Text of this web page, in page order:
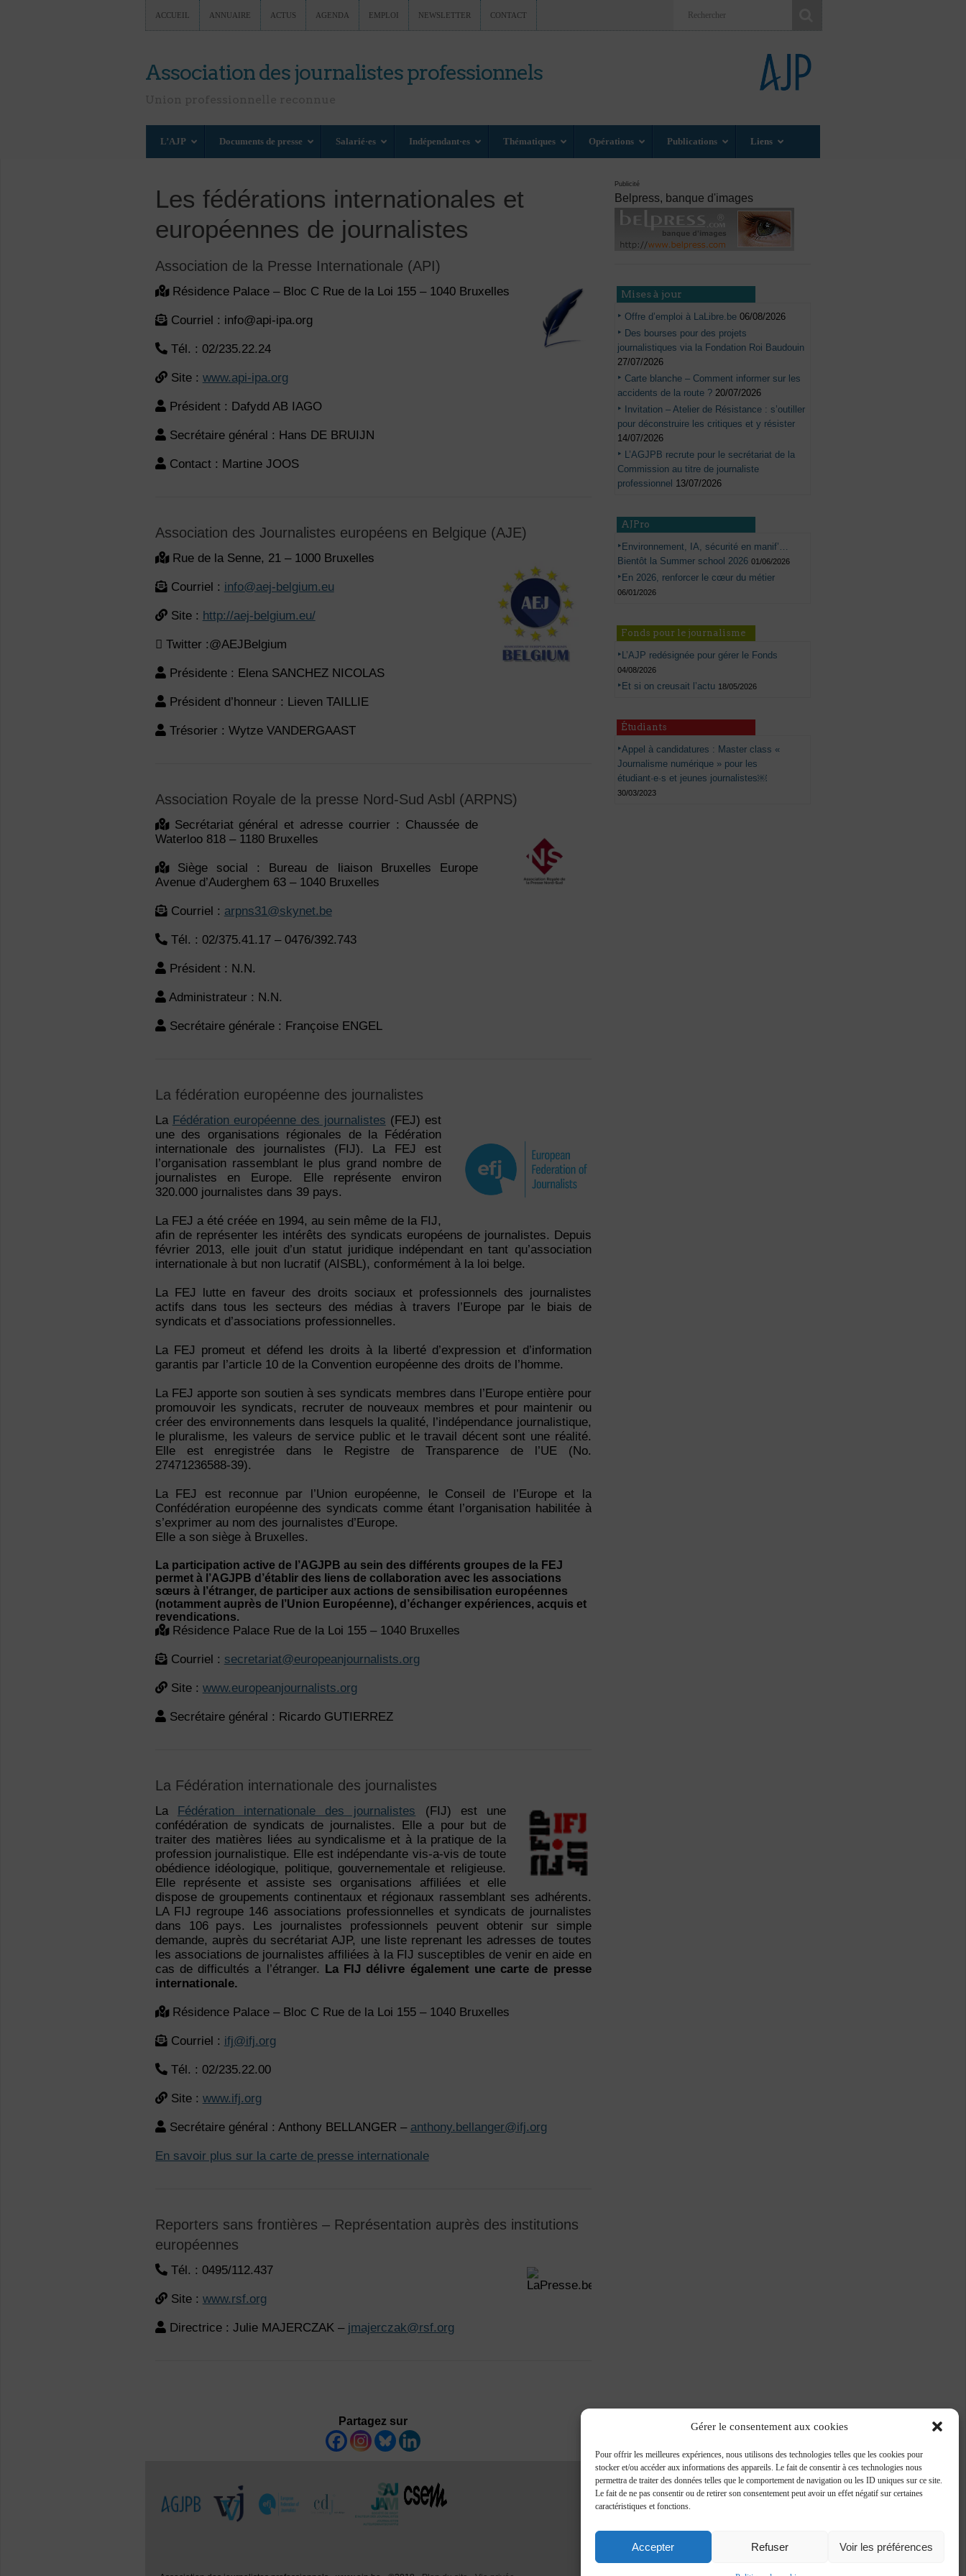
Gérer le consentement aux cookies
Pour offrir les meilleures expériences, nous utilisons des technologies telles que les cookies pour
stocker et/ou accéder aux informations des appareils. Le fait de consentir à ces technologies nous
permettra de traiter des données telles que le comportement de navigation ou les ID uniques sur ce site.
Le fait de ne pas consentir ou de retirer son consentement peut avoir un effet négatif sur certaines
caractéristiques et fonctions.
Accepter Refuser Voir les préférences
ACCUEIL ANNUAIRE ACTUS AGENDA EMPLOI NEWSLETTER CONTACT
Association des journalistes professionnels
L’AJP Documents de presse Salarié·es Indépendant·es Thématiques Opérations Publications Liens
Les fédérations internationales et
européennes de journalistes
Association de la Presse Internationale (API)
Résidence Palace – Bloc C Rue de la Loi 155 – 1040 Bruxelles
Courriel : info@api-ipa.org
Tél. : 02/235.22.24
Site : www.api-ipa.org
Président : Dafydd AB IAGO
Secrétaire général : Hans DE BRUIJN
Contact : Martine JOOS
Association des Journalistes européens en Belgique (AJE)
Rue de la Senne, 21 – 1000 Bruxelles
Courriel : info@aej-belgium.eu
Site : http://aej-belgium.eu/
Twitter :@AEJBelgium
Présidente : Elena SANCHEZ NICOLAS
Président d’honneur : Lieven TAILLIE
Trésorier : Wytze VANDERGAAST
Association Royale de la presse Nord-Sud Asbl (ARPNS)
Secrétariat général et adresse courrier : Chaussée de
Waterloo 818 – 1180 Bruxelles
Siège social : Bureau de liaison Bruxelles Europe
Avenue d’Auderghem 63 – 1040 Bruxelles
Courriel : arpns31@skynet.be
Tél. : 02/375.41.17 – 0476/392.743
Président : N.N.
Administrateur : N.N.
Secrétaire générale : Françoise ENGEL
La fédération européenne des journalistes
La Fédération européenne des journalistes (FEJ) est
une des organisations régionales de la Fédération
internationale des journalistes (FIJ). La FEJ est
l’organisation rassemblant le plus grand nombre de
journalistes en Europe. Elle représente environ
320.000 journalistes dans 39 pays.
La FEJ a été créée en 1994, au sein même de la FIJ,
afin de représenter les intérêts des syndicats européens de journalistes. Depuis
février 2013, elle jouit d’un statut juridique indépendant en tant qu’association
internationale à but non lucratif (AISBL), conformément à la loi belge.
La FEJ lutte en faveur des droits sociaux et professionnels des journalistes
actifs dans tous les secteurs des médias à travers l’Europe par le biais de
syndicats et d’associations professionnelles.
La FEJ promeut et défend les droits à la liberté d’expression et d’information
garantis par l’article 10 de la Convention européenne des droits de l’homme.
La FEJ apporte son soutien à ses syndicats membres dans l’Europe entière pour
promouvoir les syndicats, recruter de nouveaux membres et pour maintenir ou
créer des environnements dans lesquels la qualité, l’indépendance journalistique,
le pluralisme, les valeurs de service public et le travail décent sont une réalité.
Elle est enregistrée dans le Registre de Transparence de l’UE (No.
27471236588-39).
La FEJ est reconnue par l’Union européenne, le Conseil de l’Europe et la
Confédération européenne des syndicats comme étant l’organisation habilitée à
s’exprimer au nom des journalistes d’Europe.
Elle a son siège à Bruxelles.
La participation active de l’AGJPB au sein des différents groupes de la FEJ
permet à l’AGJPB d’établir des liens de collaboration avec les associations
sœurs à l’étranger, de participer aux actions de sensibilisation européennes
(notamment auprès de l’Union Européenne), d’échanger expériences, acquis et
revendications.
Résidence Palace Rue de la Loi 155 – 1040 Bruxelles
Courriel : secretariat@europeanjournalists.org
Site : www.europeanjournalists.org
Secrétaire général : Ricardo GUTIERREZ
La Fédération internationale des journalistes
La Fédération internationale des journalistes (FIJ) est une
confédération de syndicats de journalistes. Elle a pour but de
traiter des matières liées au syndicalisme et à la pratique de la
profession journalistique. Elle est indépendante vis-a-vis de toute
obédience idéologique, politique, gouvernementale et religieuse.
Elle représente et assiste ses organisations affiliées et elle
dispose de groupements continentaux et régionaux rassemblant ses adhérents.
LA FIJ regroupe 146 associations professionnelles et syndicats de journalistes
dans 106 pays. Les journalistes professionnels peuvent obtenir sur simple
demande, auprès du secrétariat AJP, une liste reprenant les adresses de toutes
les associations de journalistes affiliées à la FIJ susceptibles de venir en aide en
cas de difficultés a l’étranger. La FIJ délivre également une carte de presse
internationale.
Résidence Palace – Bloc C Rue de la Loi 155 – 1040 Bruxelles
Courriel : ifj@ifj.org
Tél. : 02/235.22.00
Site : www.ifj.org
Secrétaire général : Anthony BELLANGER – anthony.bellanger@ifj.org
En savoir plus sur la carte de presse internationale
Reporters sans frontières – Représentation auprès des institutions
européennes
Tél. : 0495/112.437
Site : www.rsf.org
Directrice : Julie MAJERCZAK – jmajerczak@rsf.org
Partagez sur
Publicité
Belpress, banque d'images
Mises à jour
Offre d’emploi à LaLibre.be 06/08/2026
Des bourses pour des projets
journalistiques via la Fondation Roi Baudouin
27/07/2026
Carte blanche – Comment informer sur les
accidents de la route ? 20/07/2026
Invitation – Atelier de Résistance : s’outiller
pour déconstruire les critiques et y résister
14/07/2026
L’AGJPB recrute pour le secrétariat de la
Commission au titre de journaliste
professionnel 13/07/2026
AJPro
Environnement, IA, sécurité en manif’…
Bientôt la Summer school 2026 01/06/2026
En 2026, renforcer le cœur du métier
06/01/2026
Fonds pour le journalisme
L’AJP redésignée pour gérer le Fonds
04/08/2026
Et si on creusait l’actu 18/05/2026
Étudiants
Appel à candidatures : Master class «
Journalisme numérique » pour les
étudiant·e·s et jeunes journalistes￼
30/03/2023